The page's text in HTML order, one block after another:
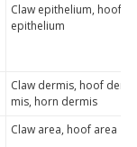
Claw epithelium, hoof
epithelium
Claw dermis, hoof der
mis, horn dermis
Claw area, hoof area